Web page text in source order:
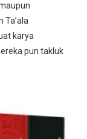
Ta’ala
karya
pun takluk